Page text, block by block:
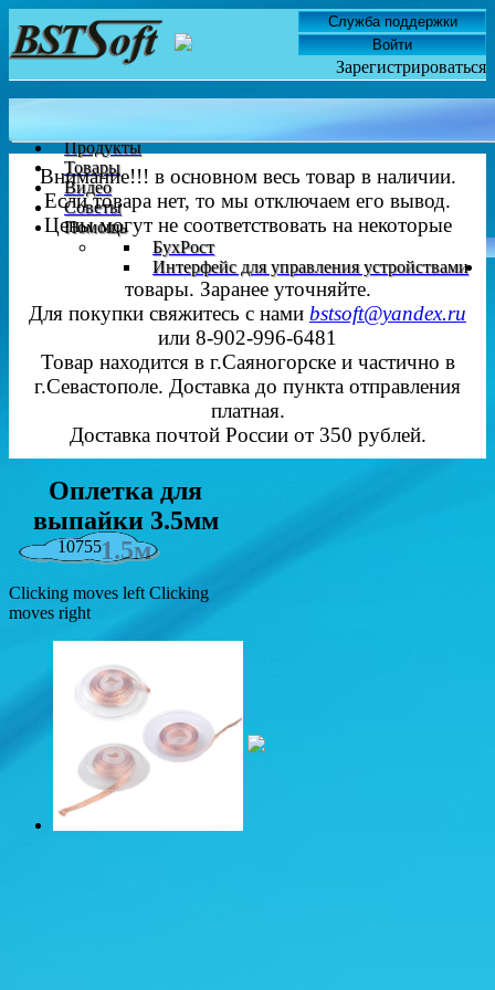
Служба поддержки
Войти
Зарегистрироваться
Продукты
Товары
Видео
Советы
Помощь
БухРост
Интерфейс для управления устройствами
Внимание!!! в основном весь товар в наличии.
Если товара нет, то мы отключаем его вывод.
Цены могут не соответствовать на некоторые
товары. Заранее уточняйте.
Для покупки свяжитесь с нами bstsoft@yandex.ru
или 8-902-996-6481
Товар находится в г.Саяногорске и частично в
г.Севастополе. Доставка до пункта отправления
платная.
Доставка почтой России от 350 рублей.
Оплетка для
выпайки 3.5мм
1.5м
Clicking moves left Clicking
moves right
10755